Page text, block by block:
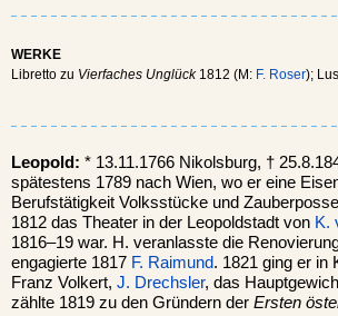
WERKE
Libretto zu Vierfaches Unglück1812 (M: F. Roser);
Leopold: * 13.11.1766 Nikolsburg, †
spätestens 1789 nach Wien, wo er eine
Berufstätigkeit Volksstücke und
1812 das Theater in der Leopoldstadt von K.
1816–19 war. H. veranlasste die
engagierte 1817 F. Raimund. 1821 ging er
Franz Volkert, J. Drechsler, das
zählte 1819 zu den Gründern der Ersten